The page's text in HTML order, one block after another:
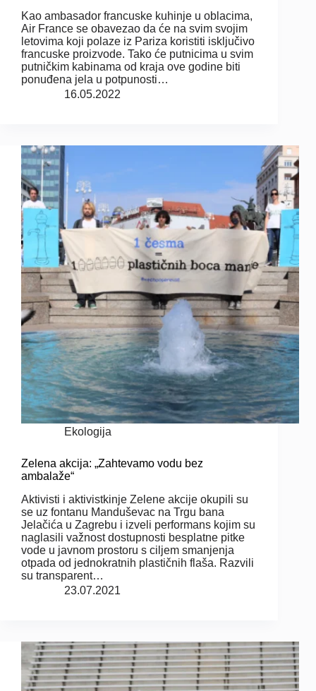
Kao ambasador francuske kuhinje u oblacima,
Air France se obavezao da će na svim svojim
letovima koji polaze iz Pariza koristiti isključivo
francuske proizvode. Tako će putnicima u svim
putničkim kabinama od kraja ove godine biti
ponuđena jela u potpunosti…
16.05.2022
Ekologija
Zelena akcija: „Zahtevamo vodu bez
ambalaže“
Aktivisti i aktivistkinje Zelene akcije okupili su
se uz fontanu Manduševac na Trgu bana
Jelačića u Zagrebu i izveli performans kojim su
naglasili važnost dostupnosti besplatne pitke
vode u javnom prostoru s ciljem smanjenja
otpada od jednokratnih plastičnih flaša. Razvili
su transparent…
23.07.2021